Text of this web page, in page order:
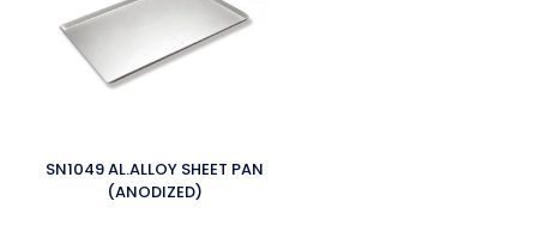
SN1049 AL.ALLOY SHEET PAN
(ANODIZED)